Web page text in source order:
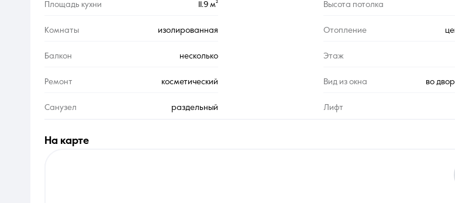
Площадь кухни 11.9 м² Высота потолка
Комнаты изолированная Отопление
Балкон несколько Этаж
Ремонт косметический Вид из окна во
Санузел раздельный Лифт
на карте